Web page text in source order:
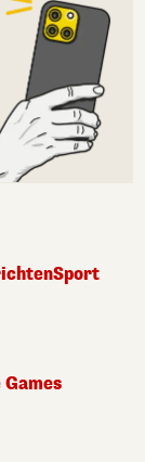
Sport